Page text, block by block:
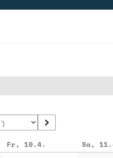
Fr, 10.4. Sa,